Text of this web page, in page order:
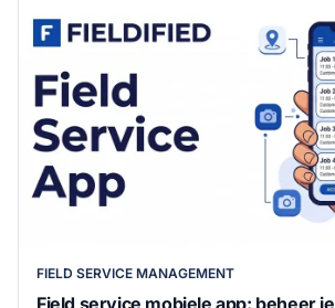
FIELD SERVICE MANAGEMENT